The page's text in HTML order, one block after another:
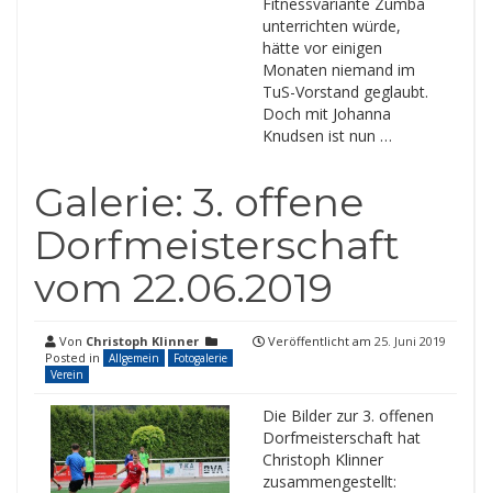
unterrichten würde,
hätte vor einigen
Monaten niemand im
TuS-Vorstand geglaubt.
Doch mit Johanna
Knudsen ist nun …
Galerie: 3. offene
Dorfmeisterschaft
vom 22.06.2019
Von Christoph Klinner
Posted in
Allgemein
Fotogalerie
Verein
Veröffentlicht am 25. Juni 2019
Die Bilder zur 3. offenen
Dorfmeisterschaft hat
Christoph Klinner
zusammengestellt: